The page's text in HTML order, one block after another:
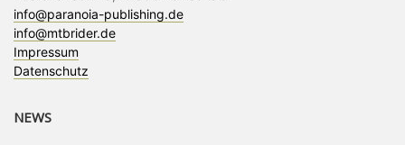
info@paranoia-publishing.de
info@mtbrider.de
Impressum
Datenschutz
NEWS